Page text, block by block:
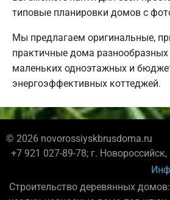
типовые планировки домов с
Мы предлагаем оригинальные,
практичные дома
маленьких одноэтажных и
энергоэффективных коттеджей.
© 2026 novorossiyskbrusdoma.ru
+7 921 027-89-78; г.
Строительство деревянных